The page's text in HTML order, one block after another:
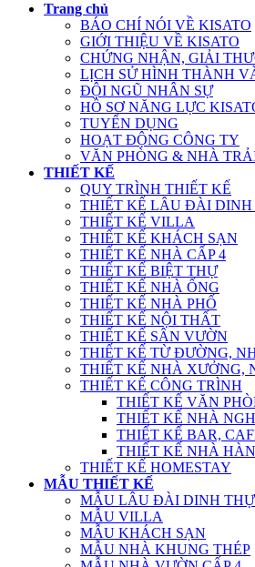
Trang chủ
BÁO CHÍ NÓI VỀ KISATO
GIỚI THIỆU VỀ KISATO
CHỨNG NHẬN, GIẢI
LỊCH SỬ HÌNH THÀNH
ĐỘI NGŨ NHÂN SỰ
HỒ SƠ NĂNG LỰC
TUYỂN DỤNG
HOẠT ĐỘNG CÔNG TY
VĂN PHÒNG & NHÀ
THIẾT KẾ
QUY TRÌNH THIẾT KẾ
THIẾT KẾ LÂU ĐÀI DINH
THIẾT KẾ VILLA
THIẾT KẾ KHÁCH SẠN
THIẾT KẾ NHÀ CẤP 4
THIẾT KẾ BIỆT THỰ
THIẾT KẾ NHÀ ỐNG
THIẾT KẾ NHÀ PHỐ
THIẾT KẾ NỘI THẤT
THIẾT KẾ SÂN VƯỜN
THIẾT KẾ TỪ ĐƯỜNG,
THIẾT KẾ NHÀ XƯỞNG,
THIẾT KẾ CÔNG TRÌNH
THIẾT KẾ VĂN
THIẾT KẾ NHÀ
THIẾT KẾ BAR,
THIẾT KẾ NHÀ
THIẾT KẾ HOMESTAY
MẪU THIẾT KẾ
MẪU LÂU ĐÀI DINH THỰ
MẪU VILLA
MẪU KHÁCH SẠN
MẪU NHÀ KHUNG THÉP